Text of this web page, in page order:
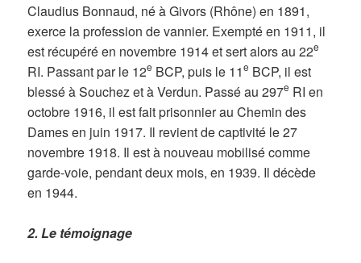
Claudius Bonnaud, né à Givors (Rhône) en 1891,
exerce la profession de vannier. Exempté en 1911, il
est récupéré en novembre 1914 et sert alors au 22e
RI. Passant par le 12e BCP, puis le 11e BCP, il est
blessé à Souchez et à Verdun. Passé au 297e RI en
octobre 1916, il est fait prisonnier au Chemin des
Dames en juin 1917. Il revient de captivité le 27
novembre 1918. Il est à nouveau mobilisé comme
garde-voie, pendant deux mois, en 1939. Il décède
en 1944.
2. Le témoignage